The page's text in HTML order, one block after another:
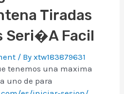
Tiradas
Seri�a Facil
/ Byxtw183879631
tenemos una maxima
uno de para